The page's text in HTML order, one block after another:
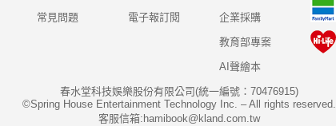
常見問題 電子報訂閱 企業採購
教育部專案
AI聲繪本
春水堂科技娛樂股份有限公司(統一編號：70476915)
©Spring House Entertainment Technology Inc. – All rights reserved.
客服信箱:hamibook@kland.com.tw